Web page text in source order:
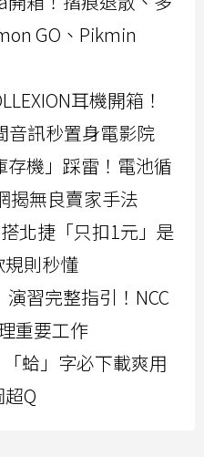
GO、Pikmin
耳機開箱！
音訊秒置身電影院
機」踩雷！電池循
揭無良賣家手法
北捷「只扣1元」是
則秒懂
習完整指引！NCC
重要工作
蛤」字必下載爽用
Q